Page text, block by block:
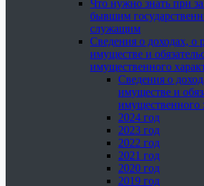
Что нужно знать при
бывшим
служащим
Сведения о доходах, о
имуществе и
имущественного
Сведения о
имуществе и
имущественного
2024 год
2023 год
2022 год
2021 год
2020 год
2019 год